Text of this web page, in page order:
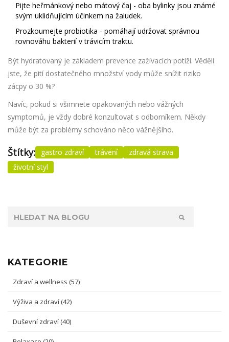
Pijte heřmánkový nebo mátový čaj - oba bylinky jsou známé
svým uklidňujícím účinkem na žaludek.
Prozkoumejte probiotika - pomáhají udržovat správnou
rovnováhu bakterií v trávicím traktu.
Být hydratovaný je základem prevence zažívacích potíží. Věděli
jste, že pití dostatečného množství vody může snížit riziko
zácpy o 30 %?
Navíc, pokud si všimnete opakovaných nebo vážných
symptomů, je vždy dobré konzultovat s odborníkem. Někdy
může být za problémy schováno něco vážnějšího.
Štítky: gastro zdraví trávení
zdravá strava
životní styl
KATEGORIE
Zdraví a wellness (57)
Výživa a zdraví (42)
Duševní zdraví (40)